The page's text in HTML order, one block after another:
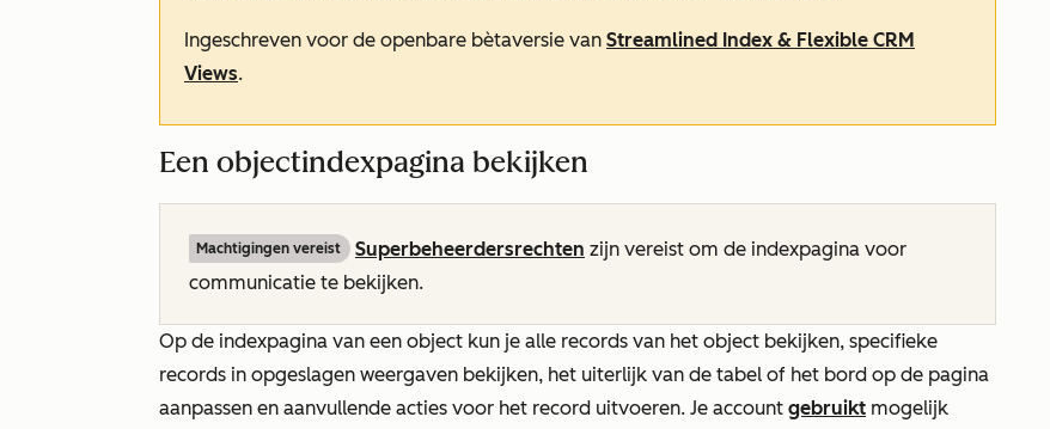
Ingeschreven voor de openbare bètaversie van Streamlined Index & Flexible CRM
Views.
Een objectindexpagina bekijken
Machtigingen vereist Superbeheerdersrechten zijn vereist om de indexpagina voor
communicatie te bekijken.
Op de indexpagina van een object kun je alle records van het object bekijken, specifieke
records in opgeslagen weergaven bekijken, het uiterlijk van de tabel of het bord op de pagina
aanpassen en aanvullende acties voor het record uitvoeren. Je account gebruikt mogelijk